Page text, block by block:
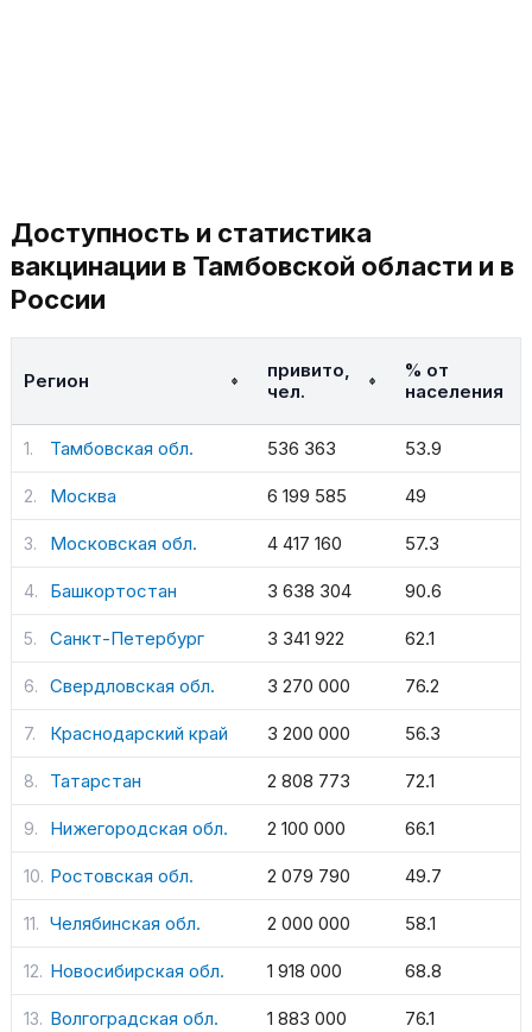
Доступность и статистика
вакцинации в Тамбовской области и в
России
Регион
привито,
чел.
% от
населения
Тамбовская обл. 536 363 53.9
Москва 6 199 585 49
Московская обл. 4 417 160 57.3
Башкортостан 3 638 304 90.6
Санкт-Петербург 3 341 922 62.1
Свердловская обл. 3 270 000 76.2
Краснодарский край 3 200 000 56.3
Татарстан 2 808 773 72.1
Нижегородская обл. 2 100 000 66.1
Ростовская обл. 2 079 790 49.7
Челябинская обл. 2 000 000 58.1
Новосибирская обл. 1 918 000 68.8
Волгоградская обл. 1 883 000 76.1